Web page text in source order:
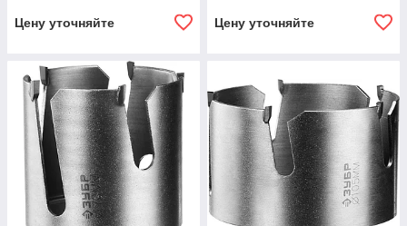
Цену уточняйте Цену уточняйте